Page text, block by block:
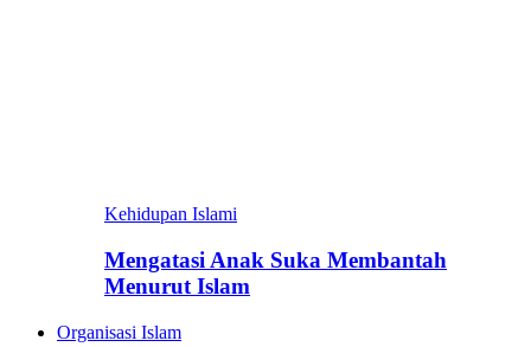
Kehidupan Islami
Mengatasi Anak Suka Membantah
Menurut Islam
Organisasi Islam